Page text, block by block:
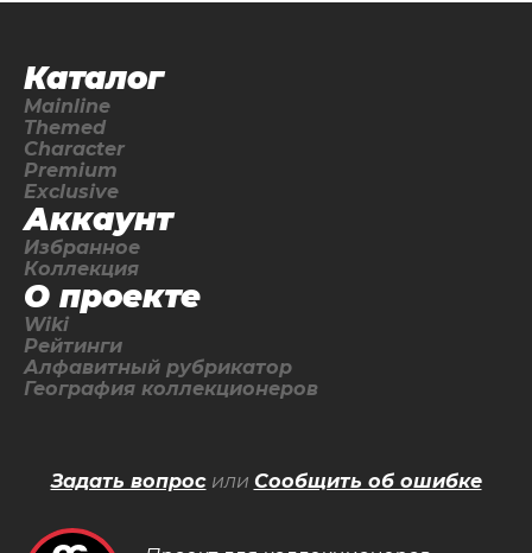
Каталог
Mainline
Themed
Character
Premium
Exclusive
Аккаунт
Избранное
Коллекция
О проекте
Wiki
Рейтинги
Алфавитный рубрикатор
География коллекционеров
Задать вопросили Сообщить об ошибке